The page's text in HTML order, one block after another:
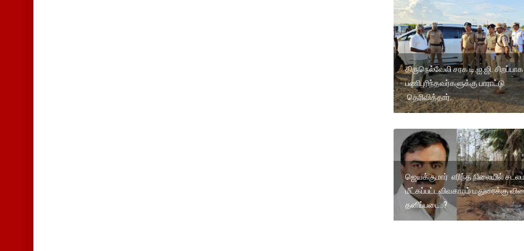
திருநெல்வேலி சரக டி.ஐ.ஜி. சிறப்பாக
பணிபுரிந்தவர்களுக்கு பாராட்டு
தெரிவித்தார்.
ஜெயக்குமார் எரிந்த நிலையில்
மீட்கப்பட்டவிவகாரம் மதுரைக்கு
தனிப்படை..?